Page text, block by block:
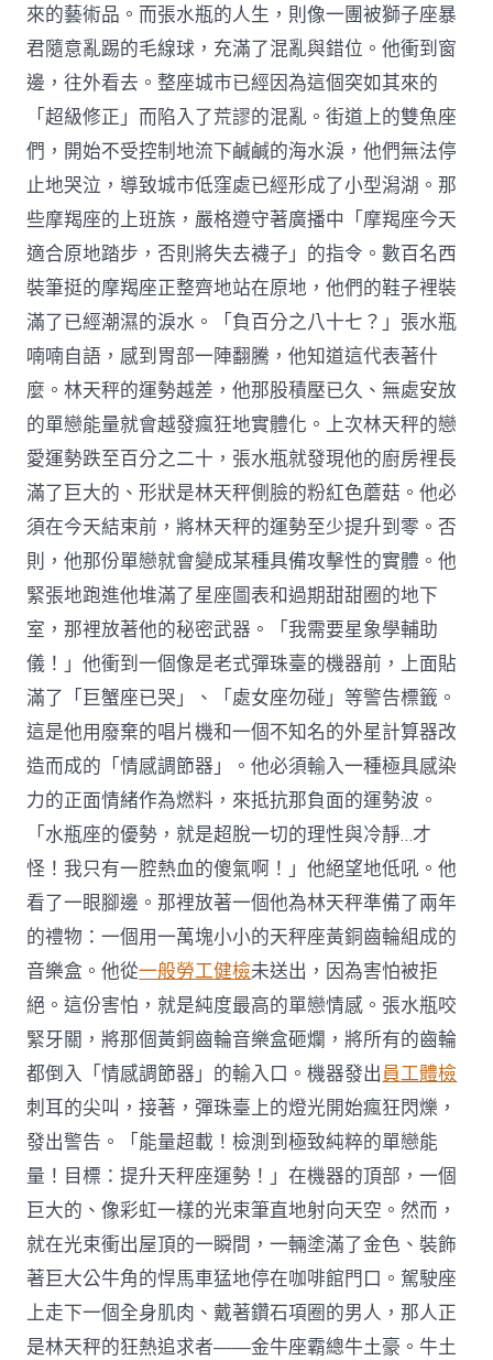
來的藝術品。而張水瓶的人生，則像一團被獅子座暴
君隨意亂踢的毛線球，充滿了混亂與錯位。他衝到窗
邊，往外看去。整座城市已經因為這個突如其來的
「超級修正」而陷入了荒謬的混亂。街道上的雙魚座
們，開始不受控制地流下鹹鹹的海水淚，他們無法停
止地哭泣，導致城市低窪處已經形成了小型潟湖。那
些摩羯座的上班族，嚴格遵守著廣播中「摩羯座今天
適合原地踏步，否則將失去襪子」的指令。數百名西
裝筆挺的摩羯座正整齊地站在原地，他們的鞋子裡裝
滿了已經潮濕的淚水。「負百分之八十七？」張水瓶
喃喃自語，感到胃部一陣翻騰，他知道這代表著什
麼。林天秤的運勢越差，他那股積壓已久、無處安放
的單戀能量就會越發瘋狂地實體化。上次林天秤的戀
愛運勢跌至百分之二十，張水瓶就發現他的廚房裡長
滿了巨大的、形狀是林天秤側臉的粉紅色蘑菇。他必
須在今天結束前，將林天秤的運勢至少提升到零。否
則，他那份單戀就會變成某種具備攻擊性的實體。他
緊張地跑進他堆滿了星座圖表和過期甜甜圈的地下
室，那裡放著他的秘密武器。「我需要星象學輔助
儀！」他衝到一個像是老式彈珠臺的機器前，上面貼
滿了「巨蟹座已哭」、「處女座勿碰」等警告標籤。
這是他用廢棄的唱片機和一個不知名的外星計算器改
造而成的「情感調節器」。他必須輸入一種極具感染
力的正面情緒作為燃料，來抵抗那負面的運勢波。
「水瓶座的優勢，就是超脫一切的理性與冷靜…才
怪！我只有一腔熱血的傻氣啊！」他絕望地低吼。他
看了一眼腳邊。那裡放著一個他為林天秤準備了兩年
的禮物：一個用一萬塊小小的天秤座黃銅齒輪組成的
音樂盒。他從一般勞工健檢未送出，因為害怕被拒
絕。這份害怕，就是純度最高的單戀情感。張水瓶咬
緊牙關，將那個黃銅齒輪音樂盒砸爛，將所有的齒輪
都倒入「情感調節器」的輸入口。機器發出員工體檢
刺耳的尖叫，接著，彈珠臺上的燈光開始瘋狂閃爍，
發出警告。「能量超載！檢測到極致純粹的單戀能
量！目標：提升天秤座運勢！」在機器的頂部，一個
巨大的、像彩虹一樣的光束筆直地射向天空。然而，
就在光束衝出屋頂的一瞬間，一輛塗滿了金色、裝飾
著巨大公牛角的悍馬車猛地停在咖啡館門口。駕駛座
上走下一個全身肌肉、戴著鑽石項圈的男人，那人正
是林天秤的狂熱追求者——金牛座霸總牛土豪。牛土